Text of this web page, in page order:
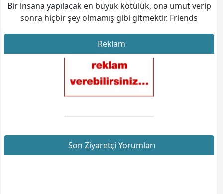
Bir insana yapılacak en büyük kötülük, ona umut verip
sonra hiçbir şey olmamış gibi gitmektir. Friends
Reklam
Son Ziyaretçi Yorumları